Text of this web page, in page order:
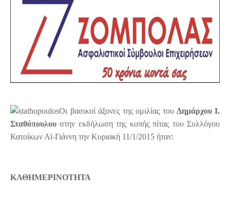
Οι βασικοί άξονες της ομιλίας τουΔημάρχου Ι.
Σταθόπουλου στην εκδήλωση της κοπής πίτας του Συλλόγου
Κατοίκων Αϊ-Γιάννη την Κυριακή 11/1/2015 ήταν:
ΚΑΘΗΜΕΡΙΝΟΤΗΤΑ